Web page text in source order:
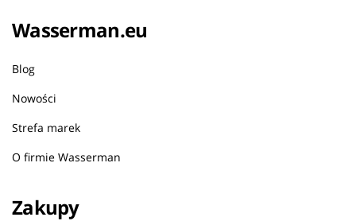
Wasserman.eu
Blog
Nowości
Strefa marek
O firmie Wasserman
Zakupy